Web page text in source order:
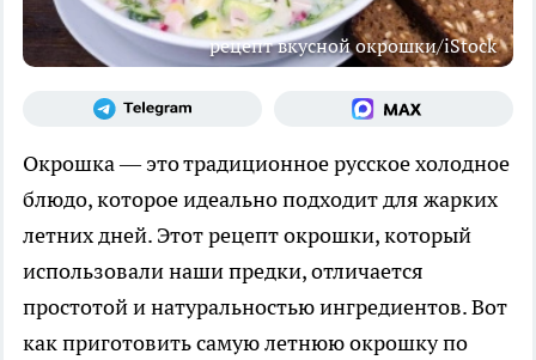
рецепт вкусной окрошки/iStock
Окрошка — это традиционное русское холодное
блюдо, которое идеально подходит для жарких
летних дней. Этот рецепт окрошки, который
использовали наши предки, отличается
простотой и натуральностью ингредиентов. Вот
как приготовить самую летнюю окрошку по